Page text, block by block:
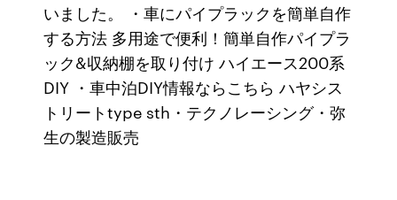
いました。 ・車にパイプラックを簡単自作
する方法 多用途で便利！簡単自作パイプラ
ック&収納棚を取り付け ハイエース200系
DIY ・車中泊DIY情報ならこちら ハヤシス
トリートtype sth・テクノレーシング・弥
生の製造販売